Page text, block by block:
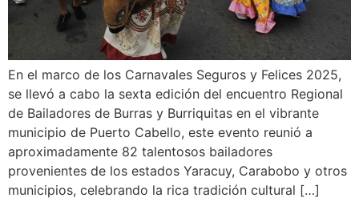
En el marco de los Carnavales Seguros y Felices 2025,
se llevó a cabo la sexta edición del encuentro Regional
de Bailadores de Burras y Burriquitas en el vibrante
municipio de Puerto Cabello, este evento reunió a
aproximadamente 82 talentosos bailadores
provenientes de los estados Yaracuy, Carabobo y otros
municipios, celebrando la rica tradición cultural […]